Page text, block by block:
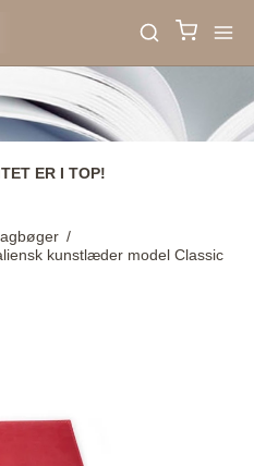
ER I TOP!
/
kunstlæder model Classic